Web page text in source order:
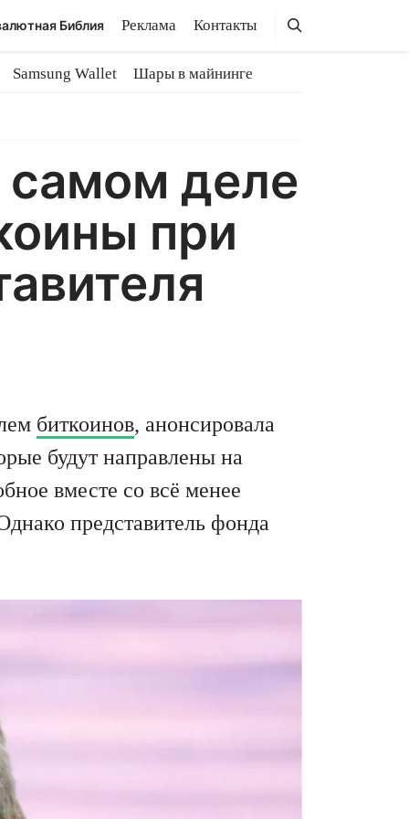
Библия Реклама Контакты Поиск
Поиск
Samsung Wallet Шары в майнинге
деле
при
биткоинов, анонсировала
будут направлены на
вместе со всё менее
представитель фонда